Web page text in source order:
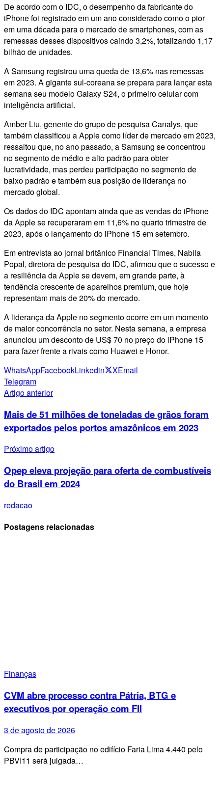
De acordo com o IDC, o desempenho da fabricante do
iPhone foi registrado em um ano considerado como o pior
em uma década para o mercado de smartphones, com as
remessas desses dispositivos caindo 3,2%, totalizando 1,17
bilhão de unidades.
A Samsung registrou uma queda de 13,6% nas remessas
em 2023. A gigante sul-coreana se prepara para lançar esta
semana seu modelo Galaxy S24, o primeiro celular com
inteligência artificial.
Amber Liu, genente do grupo de pesquisa Canalys, que
também classificou a Apple como líder de mercado em 2023,
ressaltou que, no ano passado, a Samsung se concentrou
no segmento de médio e alto padrão para obter
lucratividade, mas perdeu participação no segmento de
baixo padrão e também sua posição de liderança no
mercado global.
Os dados do IDC apontam ainda que as vendas do iPhone
da Apple se recuperaram em 11,6% no quarto trimestre de
2023, após o lançamento do iPhone 15 em setembro.
Em entrevista ao jornal britânico Financial Times, Nabila
Popal, diretora de pesquisa do IDC, afirmou que o sucesso e
a resiliência da Apple se devem, em grande parte, à
tendência crescente de aparelhos premium, que hoje
representam mais de 20% do mercado.
A liderança da Apple no segmento ocorre em um momento
de maior concorrência no setor. Nesta semana, a empresa
anunciou um desconto de US$ 70 no preço do iPhone 15
para fazer frente a rivais como Huawei e Honor.
WhatsAppFacebookLinkedin XEmail
Telegram
Artigo anterior
Mais de 51 milhões de toneladas de grãos foram
exportados pelos portos amazônicos em 2023
Próximo artigo
Opep eleva projeção para oferta de combustíveis
do Brasil em 2024
redacao
Postagens relacionadas
Finanças
CVM abre processo contra Pátria, BTG e
executivos por operação com FII
3 de agosto de 2026
Compra de participação no edifício Faria Lima 4.440 pelo
PBVI11 será julgada…